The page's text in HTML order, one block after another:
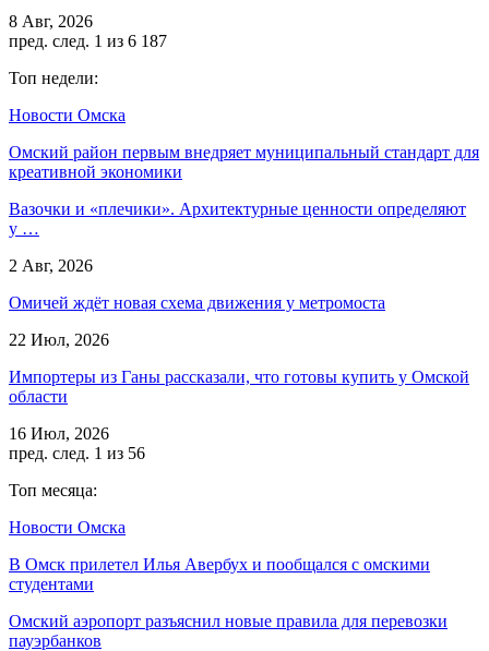
8 Авг, 2026
пред. след. 1 из 6 187
Топ недели:
Новости Омска
Омский район первым внедряет муниципальный стандарт для
креативной экономики
Вазочки и «плечики». Архитектурные ценности определяют
у …
2 Авг, 2026
Омичей ждёт новая схема движения у метромоста
22 Июл, 2026
Импортеры из Ганы рассказали, что готовы купить у Омской
области
16 Июл, 2026
пред. след. 1 из 56
Топ месяца:
Новости Омска
В Омск прилетел Илья Авербух и пообщался с омскими
студентами
Омский аэропорт разъяснил новые правила для перевозки
пауэрбанков